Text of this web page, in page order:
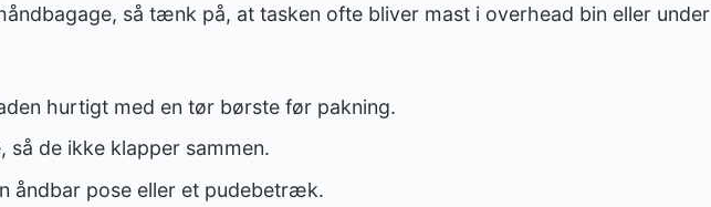
så tænk på, at tasken ofte bliver mast i overhead bin eller under
hurtigt med en tør børste før pakning.
så de ikke klapper sammen.
åndbar pose eller et pudebetræk.